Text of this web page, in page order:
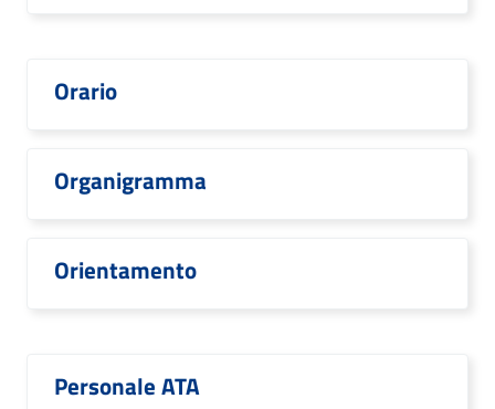
Orario
Organigramma
Orientamento
Personale ATA